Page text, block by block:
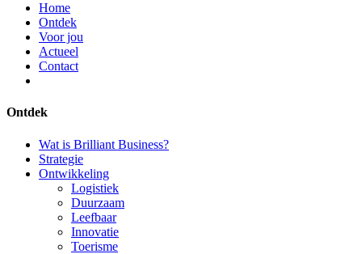
Home
Ontdek
Voor jou
Actueel
Contact
Ontdek
Wat is Brilliant Business?
Strategie
Ontwikkeling
Logistiek
Duurzaam
Leefbaar
Innovatie
Toerisme